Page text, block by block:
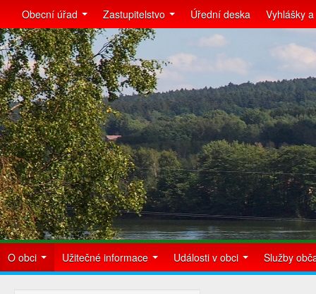
Obecní úřad Zastupitelstvo Úřední deska Vyhlášky
O obci Užitečné informace Události v obci Služby